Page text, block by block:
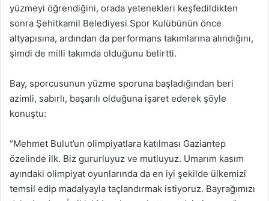
yüzmeyi öğrendiğini, orada yetenekleri keşfedildikten
sonra Şehitkamil Belediyesi Spor Kulübünün önce
altyapısına, ardından da performans takımlarına alındığını,
şimdi de milli takımda olduğunu belirtti.
Bay, sporcusunun yüzme sporuna başladığından beri
azimli, sabırlı, başarılı olduğuna işaret ederek şöyle
konuştu:
“Mehmet Bulut’un olimpiyatlara katılması Gaziantep
özelinde ilk. Biz gururluyuz ve mutluyuz. Umarım kasım
ayındaki olimpiyat oyunlarında da en iyi şekilde ülkemizi
temsil edip madalyayla taçlandırmak istiyoruz. Bayrağımızı